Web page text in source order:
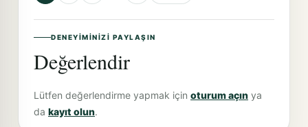
DENEYIMINIZI PAYLAŞIN
Değerlendir
Lütfen değerlendirme yapmak için oturum açın ya
da kayıt olun.